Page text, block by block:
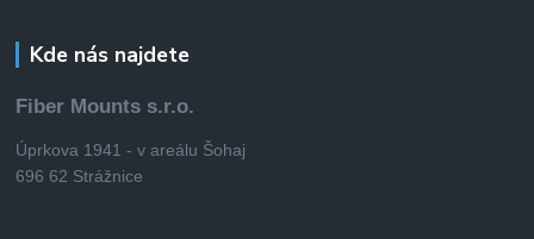
Kde nás najdete
Fiber Mounts s.r.o.
Úprkova 1941 - v areálu Šohaj
696 62 Strážnice